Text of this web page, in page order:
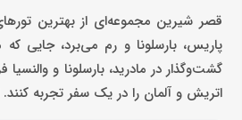
اتریش و آلمان را در یک سفر تجربه